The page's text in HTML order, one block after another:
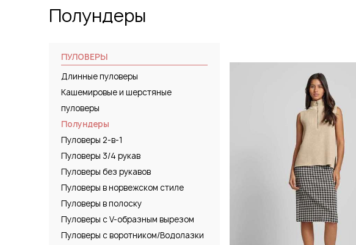
Полундеры
ПУЛОВЕРЫ
Длинные пуловеры
Кашемировые и шерстяные
пуловеры
Полундеры
Пуловеры 2-в-1
Пуловеры 3/4 рукав
Пуловеры без рукавов
Пуловеры в норвежском стиле
Пуловеры в полоску
Пуловеры с V-образным вырезом
Пуловеры с воротником/Водолазки